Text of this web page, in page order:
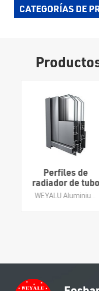
CATEGORÍAS DE
Perfiles de
radiador de tubo
de aluminio
anodizado
WEYALU Aluminium se especializa en muros cortina, perfiles de aluminio para uso industrial, perfiles de aluminio en general, puertas de aluminio, ventanas de aluminio y molduras de baldosas de aluminio.